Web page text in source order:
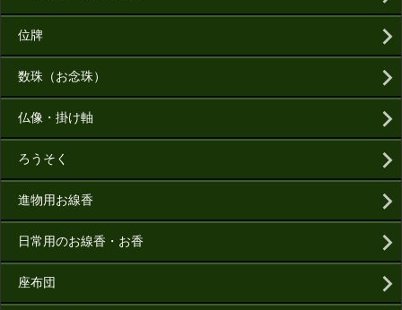
位牌
数珠（お念珠）
仏像・掛け軸
ろうそく
進物用お線香
日常用のお線香・お香
座布団